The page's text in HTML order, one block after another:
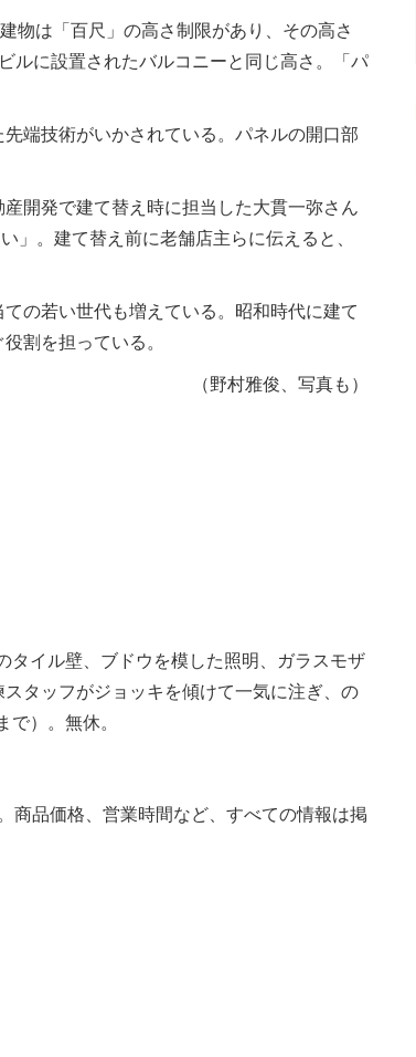
物は「百尺」の高さ制限があり、その高さ
ルに設置されたバルコニーと同じ高さ。「パ
端技術がいかされている。パネルの開口部
開発で建て替え時に担当した大貫一弥さん
」。建て替え前に老舗店主らに伝えると、
の若い世代も増えている。昭和時代に建て
割を担っている。
（野村雅俊、写真も）
イル壁、ブドウを模した照明、ガラスモザ
タッフがジョッキを傾けて一気に注ぎ、の
）。無休。
商品価格、営業時間など、すべての情報は掲